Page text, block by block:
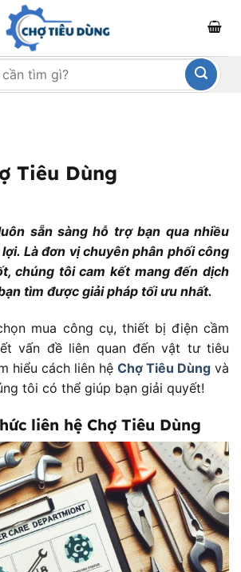
Tiêu Dùng
sẵn sàng hỗ trợ bạn qua nhiều
Là đơn vị chuyên phân phối công
chúng tôi cam kết mang đến dịch
tìm được giải pháp tối ưu nhất.
mua công cụ, thiết bị điện cầm
vấn đề liên quan đến vật tư tiêu
hiểu cách liên hệ Chợ Tiêu Dùng và
tôi có thể giúp bạn giải quyết!
liên hệ Chợ Tiêu Dùng